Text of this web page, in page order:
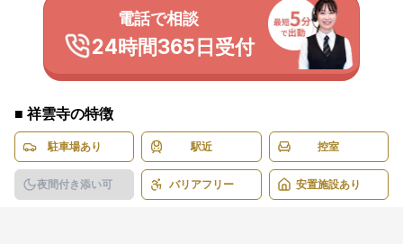
電話で相談
24時間365日受付
■祥雲寺の特徴
駐車場あり 駅近 控室
夜間付き添い可 バリアフリー 安置施設あり